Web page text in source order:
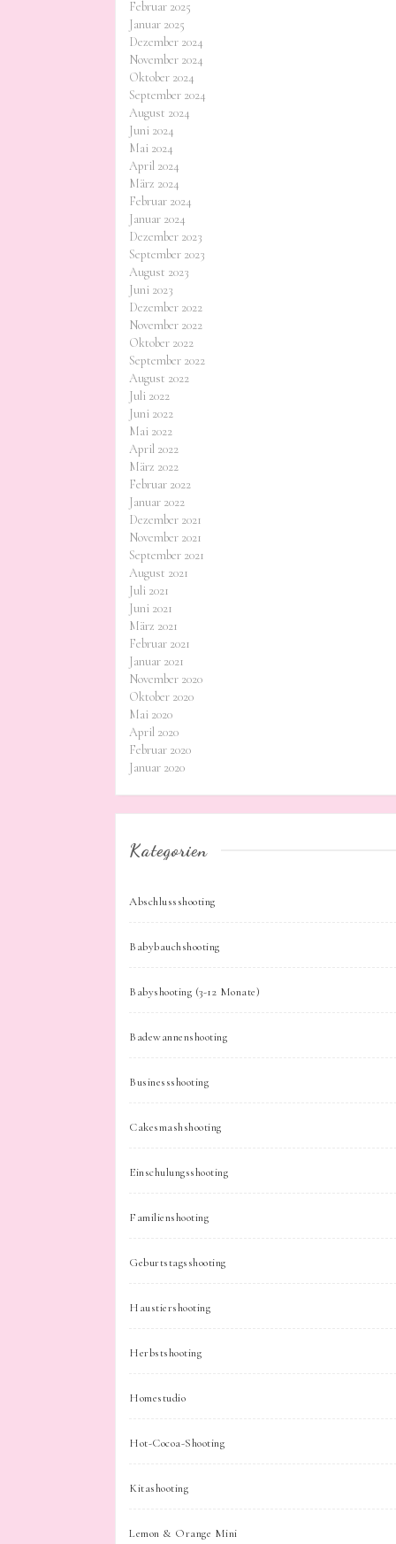
Februar 2025
Januar 2025
Dezember 2024
November 2024
Oktober 2024
September 2024
August 2024
Juni 2024
Mai 2024
April 2024
März 2024
Februar 2024
Januar 2024
Dezember 2023
September 2023
August 2023
Juni 2023
Dezember 2022
November 2022
Oktober 2022
September 2022
August 2022
Juli 2022
Juni 2022
Mai 2022
April 2022
März 2022
Februar 2022
Januar 2022
Dezember 2021
November 2021
September 2021
August 2021
Juli 2021
Juni 2021
März 2021
Februar 2021
Januar 2021
November 2020
Oktober 2020
Mai 2020
April 2020
Februar 2020
Januar 2020
Kategorien
Abschlussshooting
Babybauchshooting
Babyshooting (3-12 Monate)
Badewannenshooting
Businessshooting
Cakesmashshooting
Einschulungsshooting
Familienshooting
Geburtstagsshooting
Haustiershooting
Herbstshooting
Homestudio
Hot-Cocoa-Shooting
Kitashooting
Lemon & Orange Mini